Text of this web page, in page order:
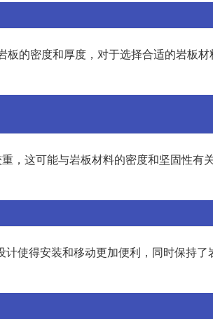
的密度和厚度，对于选择合适的岩板
，这可能与岩板材料的密度和坚固性有
使得安装和移动更加便利，同时保持了